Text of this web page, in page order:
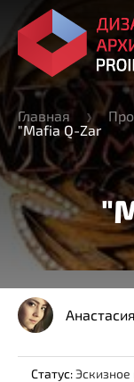
Главная
"Mafia Q-Zar
Статус: